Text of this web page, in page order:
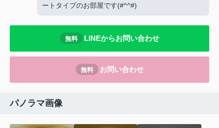
ートタイプのお部屋です(#^^#)
無料 LINEからお問い合わせ
無料 お問い合わせ
パノラマ画像